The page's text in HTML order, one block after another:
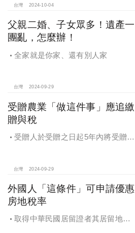
台灣 2024-10-04
父親二婚、子女眾多！遺產一
團亂，怎麼辦！
全家就是你家、還有別人家
台灣 2024-09-29
受贈農業「做這件事」應追繳
贈與稅
受贈人於受贈之日起5年內將受贈之
台灣 2024-09-29
外國人「這條件」可申請優惠
房地稅率
取得中華民國居留證者其居留地址